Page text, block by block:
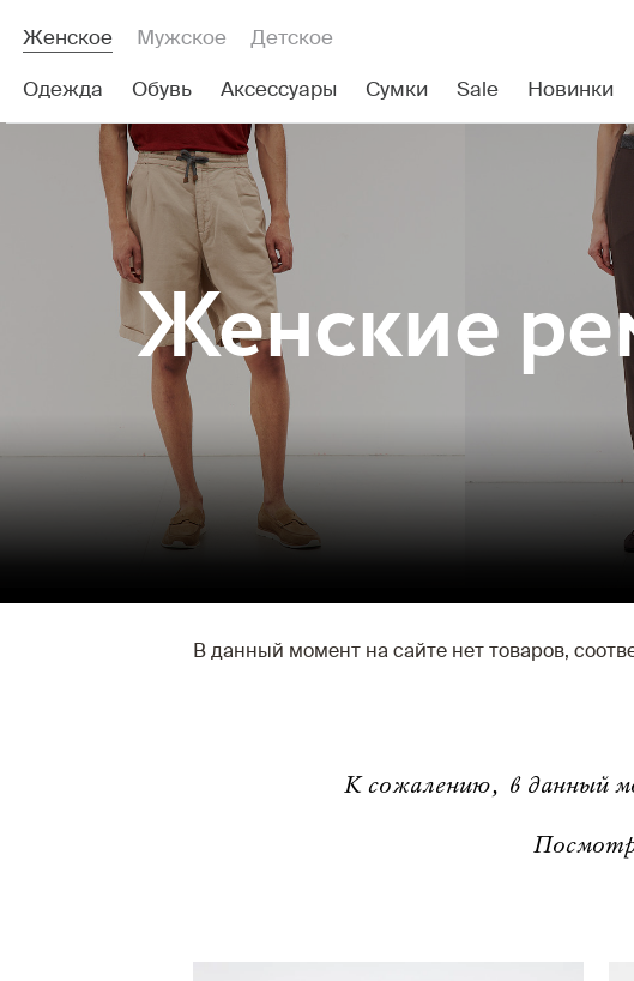
Женское Мужское Детское
Одежда Обувь Аксессуары Сумки Sale Новинки
Женские
В данный момент на сайте нет товаров,
К сожалению, в данный